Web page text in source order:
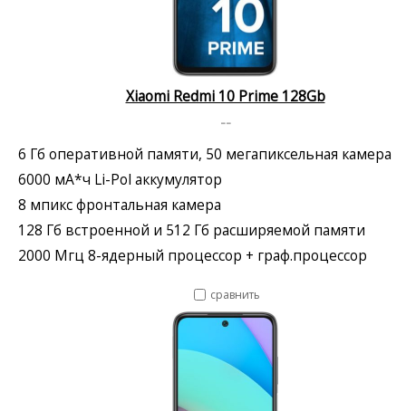
Xiaomi Redmi 10 Prime 128Gb
--
6 Гб оперативной памяти, 50 мегапиксельная камера
6000 мА*ч Li-Pol аккумулятор
8 мпикс фронтальная камера
128 Гб встроенной и 512 Гб расширяемой памяти
2000 Мгц 8-ядерный процессор + граф.процессор
сравнить